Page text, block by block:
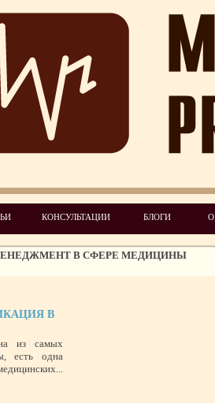
КОНСУЛЬТАЦИИ БЛОГИ
ЭКСТРЕМИЗМ
ГРОЗИТ ЭМОЦИОНАЛЬНОЕ
ПЕРСОНАЛА
АДМИНИСТРАТОРОВ
ПРАВИЛЬНО СТАВИТЬ ЦЕЛИ И
ИХ
ПАЦИЕНТЫ КАТЕГОРИИ VIP
В СФЕРЕ МЕДИЦИНЫ
ИНТЕРНЕТ: SERM, ИЛИ КАК
ПАЦИЕНТА В УКРАИНЕ
РУБЕЖОМ
ДОКУМЕНТАЦИИ КАК
И УГОЛОВНОМ СУДОПРОИЗВОДСТВЕ
В
из самых
есть одна